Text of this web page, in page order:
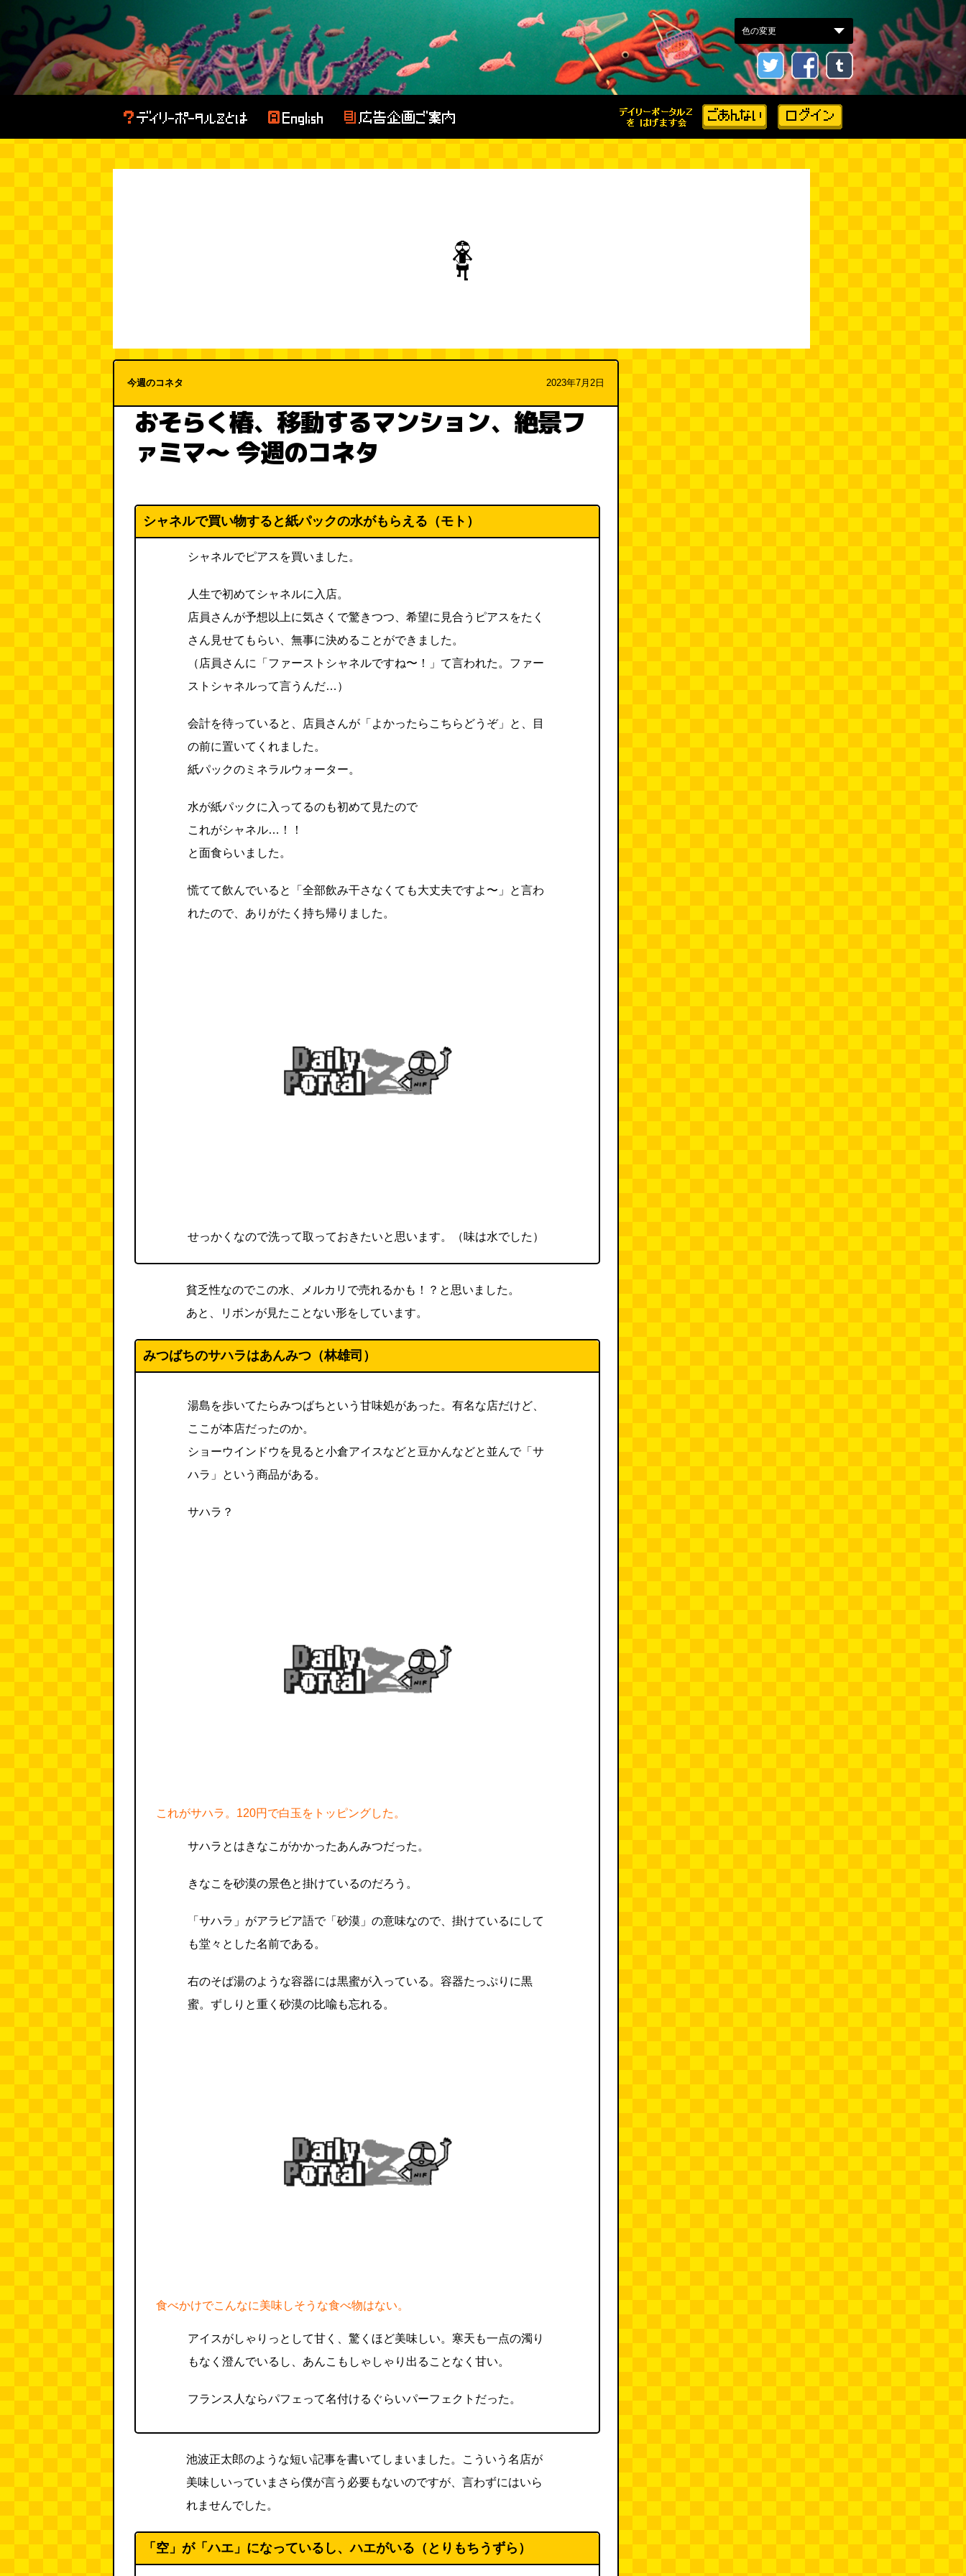
今週のコネタ 2023年7月2日
おそらく椿、移動するマンション、絶景フ
ァミマ～ 今週のコネタ
シャネルで買い物すると紙パックの水がもらえる（モト）
シャネルでピアスを買いました。
人生で初めてシャネルに入店。
店員さんが予想以上に気さくで驚きつつ、希望に見合うピアスをたく
さん見せてもらい、無事に決めることができました。
（店員さんに「ファーストシャネルですね〜！」て言われた。ファー
ストシャネルって言うんだ…）
会計を待っていると、店員さんが「よかったらこちらどうぞ」と、目
の前に置いてくれました。
紙パックのミネラルウォーター。
水が紙パックに入ってるのも初めて見たので
これがシャネル…！！
と面食らいました。
慌てて飲んでいると「全部飲み干さなくても大丈夫ですよ〜」と言わ
れたので、ありがたく持ち帰りました。
せっかくなので洗って取っておきたいと思います。（味は水でした）
貧乏性なのでこの水、メルカリで売れるかも！？と思いました。
あと、リボンが見たことない形をしています。
みつばちのサハラはあんみつ（林雄司）
湯島を歩いてたらみつばちという甘味処があった。有名な店だけど、
ここが本店だったのか。
ショーウインドウを見ると小倉アイスなどと豆かんなどと並んで「サ
ハラ」という商品がある。
サハラ？
これがサハラ。120円で白玉をトッピングした。
サハラとはきなこがかかったあんみつだった。
きなこを砂漠の景色と掛けているのだろう。
「サハラ」がアラビア語で「砂漠」の意味なので、掛けているにして
も堂々とした名前である。
右のそば湯のような容器には黒蜜が入っている。容器たっぷりに黒
蜜。ずしりと重く砂漠の比喩も忘れる。
食べかけでこんなに美味しそうな食べ物はない。
アイスがしゃりっとして甘く、驚くほど美味しい。寒天も一点の濁り
もなく澄んでいるし、あんこもしゃしゃり出ることなく甘い。
フランス人ならパフェって名付けるぐらいパーフェクトだった。
池波正太郎のような短い記事を書いてしまいました。こういう名店が
美味しいっていまさら僕が言う必要もないのですが、言わずにはいら
れませんでした。
「空」が「ハエ」になっているし、ハエがいる（とりもちうずら）